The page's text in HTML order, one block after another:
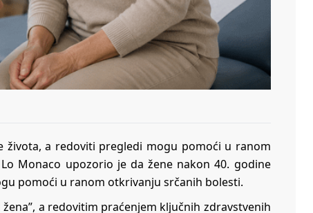
života, a redoviti pregledi mogu pomoći u ranom
Monaco upozorio je da žene nakon 40. godine
pomoći u ranom otkrivanju srčanih bolesti.
a redovitim praćenjem ključnih zdravstvenih